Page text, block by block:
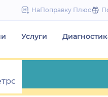
НаПоправку Плюс
Услуги